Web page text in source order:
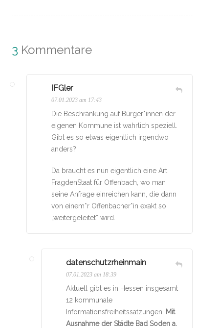
3 Kommentare
IFGler
07.01.2023 am 17:43
Die Beschränkung auf Bürger*innen der
eigenen Kommune ist wahrlich speziell.
Gibt es so etwas eigentlich irgendwo
anders?
Da braucht es nun eigentlich eine Art
FragdenStaat für Offenbach, wo man
seine Anfrage einreichen kann, die dann
von einem*r Offenbacher*in exakt so
„weitergeleitet“ wird.
datenschutzrheinmain
07.01.2023 am 18:39
Aktuell gibt es in Hessen insgesamt
12 kommunale
Informationsfreiheitssatzungen.
Mit
Ausnahme der Städte Bad Soden a.